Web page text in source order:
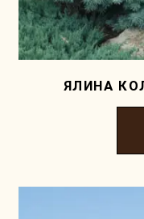
ЯЛИНА